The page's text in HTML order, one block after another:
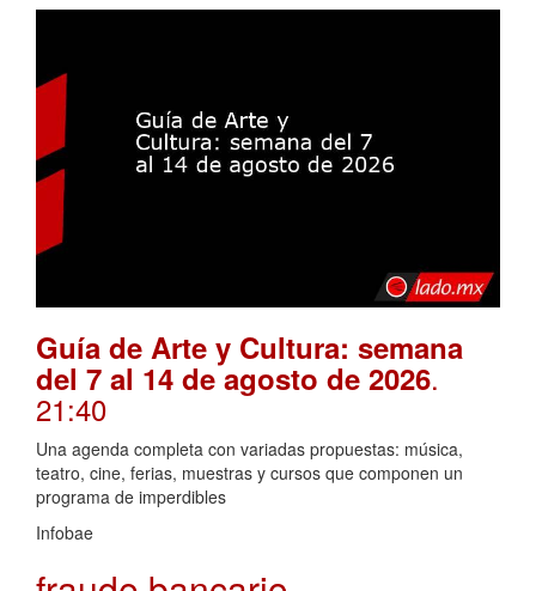
Guía de Arte y Cultura: semana
del 7 al 14 de agosto de 2026.
21:40
Una agenda completa con variadas propuestas: música,
teatro, cine, ferias, muestras y cursos que componen un
programa de imperdibles
Infobae